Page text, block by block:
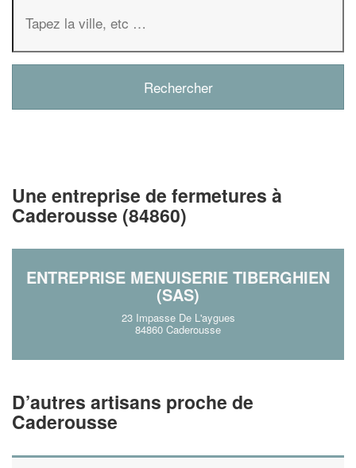
Une entreprise de fermetures à
Caderousse (84860)
ENTREPRISE MENUISERIE TIBERGHIEN
(SAS)
23 Impasse De L'aygues
84860 Caderousse
D’autres artisans proche de
Caderousse
✕
Vous êtes un
professionnel ?
En savoir plus